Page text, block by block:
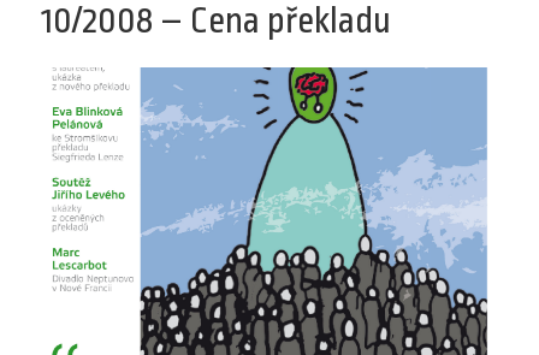
10/2008 – Cena překladu